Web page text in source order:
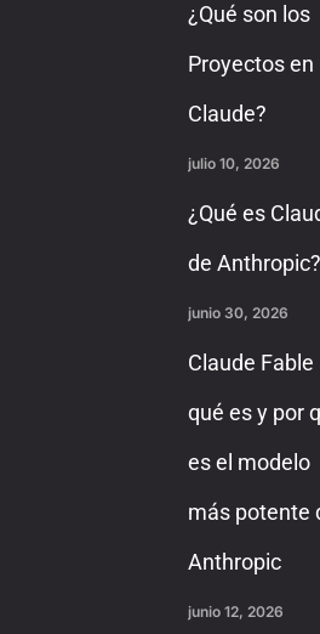
¿Qué son los
Proyectos en
Claude?
julio 10, 2026
¿Qué es
de Anthropic?
junio 30, 2026
Claude Fable
qué es y por
es el modelo
más potente
Anthropic
junio 12, 2026